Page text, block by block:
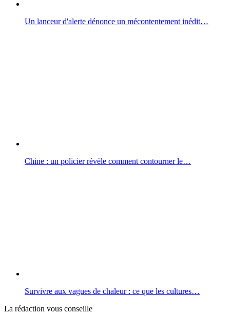
Un lanceur d'alerte dénonce un mécontentement inédit…
Chine : un policier révèle comment contourner le…
Survivre aux vagues de chaleur : ce que les cultures…
La rédaction vous conseille